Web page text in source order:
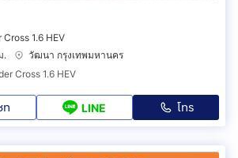
1.6 HEV
.
วัฒนา กรุงเทพมหานคร
Cross 1.6 HEV
ท LINE โทร